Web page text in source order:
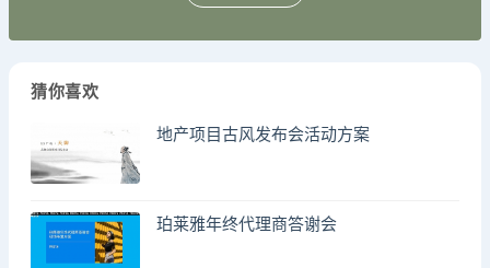
猜你喜欢
地产项目古风发布会活动方案
珀莱雅年终代理商答谢会